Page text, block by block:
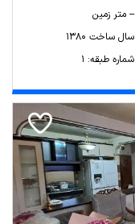
-- متر زمین
سال ساخت 1380
شماره طبقه: 1